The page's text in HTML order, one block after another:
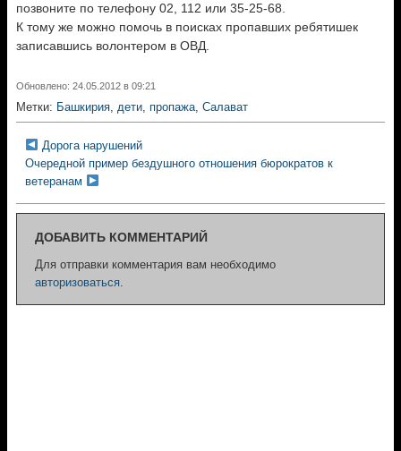
позвоните по телефону 02, 112 или 35-25-68.
К тому же можно помочь в поисках пропавших ребятишек
записавшись волонтером в ОВД.
Обновлено: 24.05.2012 в 09:21
Метки: Башкирия, дети, пропажа, Салават
Дорога нарушений
Очередной пример бездушного отношения бюрократов к
ветеранам
ДОБАВИТЬ КОММЕНТАРИЙ
Для отправки комментария вам необходимо
авторизоваться.